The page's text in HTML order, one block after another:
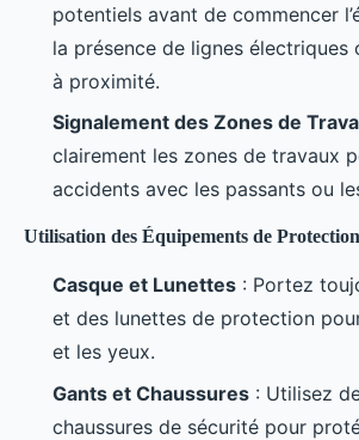
potentiels avant de commencer
la présence de lignes électriques
à proximité.
Signalement des Zones de
clairement les zones de travaux
accidents avec les passants ou
Utilisation des Équipements de Protection
Casque et Lunettes : Portez
et des lunettes de protection
et les yeux.
Gants et Chaussures : Utilisez
chaussures de sécurité pour